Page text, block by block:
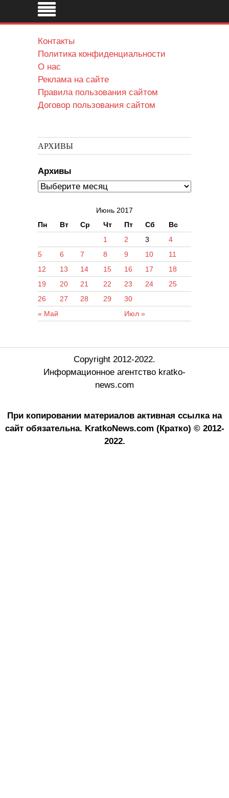
Контакты
Политика конфиденциальности
О нас
Реклама на сайте
Правила пользования сайтом
Договор пользования сайтом
АРХИВЫ
Архивы
Июнь 2017
Пн
Вт Ср Чт Пт Сб Вс
« Май Июл »
1 2 3
4
5
6 7 8 9 10
11
12
13 14 15 16 17
18
19
20 21 22 23 24
25
26
27 28 29 30
Copyright 2012-2022.
Информационное агентство kratko-
news.com
При копировании материалов активная ссылка на
сайт обязательна. KratkoNews.com (Кратко) © 2012-
2022.